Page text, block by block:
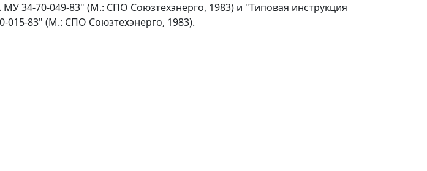
34-70-049-83" (М.: СПО Союзтехэнерго, 1983) и "Типовая инструкция
83" (М.: СПО Союзтехэнерго, 1983).